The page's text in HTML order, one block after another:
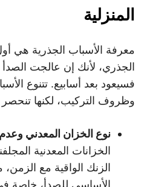
المنزلية
معرفة الأسباب الجذرية هي
الجذري، لأنك إن عالجت
فسيعود بعد أسابيع. تتنوع
وظروف التركيب، لكنها تنحصر
نوع الخزان المعدني
الخزانات المعدنية
الزنك الواقية مع
الأساسي للصدأ، خاصة